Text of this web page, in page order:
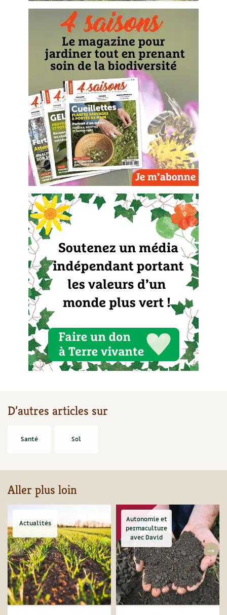
D’autres articles sur
Santé Sol
Aller plus loin
Actualités
Autonomie et
permaculture
avec David